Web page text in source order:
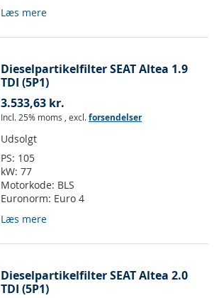
Læs mere
Dieselpartikelfilter SEAT Altea 1.9
TDI (5P1)
3.533,63 kr.
Incl. 25% moms , excl.forsendelser
Udsolgt
PS: 105
kW: 77
Motorkode: BLS
Euronorm: Euro 4
Læs mere
Dieselpartikelfilter SEAT Altea 2.0
TDI (5P1)